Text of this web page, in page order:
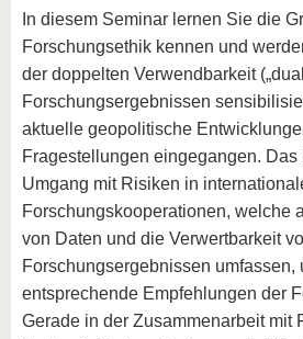
In diesem Seminar lernen Sie die
Forschungsethik kennen und
der doppelten Verwendbarkeit
Forschungsergebnissen
aktuelle geopolitische
Fragestellungen eingegangen. Das
Umgang mit Risiken in
Forschungskooperationen, welche
von Daten und die Verwertbarkeit
Forschungsergebnissen umfassen,
entsprechende Empfehlungen der
Gerade in der Zusammenarbeit mit